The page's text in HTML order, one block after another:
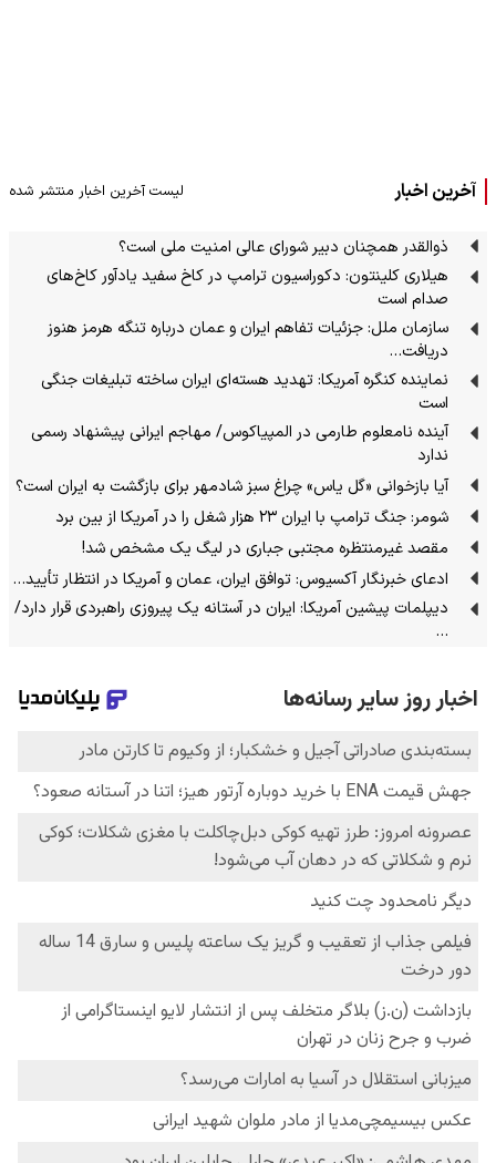
آخرین اخبار لیست آخرین اخبار منتشر شده
ذوالقدر همچنان دبیر شورای ‌عالی امنیت ملی است؟
هیلاری کلینتون: دکوراسیون ترامپ در کاخ سفید یادآور کاخ‌های
صدام است
سازمان ملل: جزئیات تفاهم ایران و عمان درباره تنگه هرمز هنوز
دریافت…
نماینده کنگره آمریکا: تهدید هسته‌ای ایران ساخته تبلیغات جنگی
است
آینده نامعلوم طارمی در المپیاکوس/ مهاجم ایرانی پیشنهاد رسمی
ندارد
آیا بازخوانی «گل یاس» چراغ سبز شادمهر برای بازگشت به ایران است؟
شومر: جنگ ترامپ با ایران ۲۳ هزار شغل را در آمریکا از بین برد
مقصد غیرمنتظره مجتبی جباری در لیگ یک مشخص شد!
ادعای خبرنگار آکسیوس: توافق ایران، عمان و آمریکا در انتظار تأیید…
دیپلمات پیشین آمریکا: ایران در آستانه یک پیروزی راهبردی قرار دارد/
…